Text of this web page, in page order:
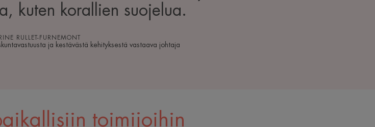
kuten korallien suojelua.
RULLET-FURNEMONT
ja kestävästä kehityksestä vastaava johtaja
toimijoihin